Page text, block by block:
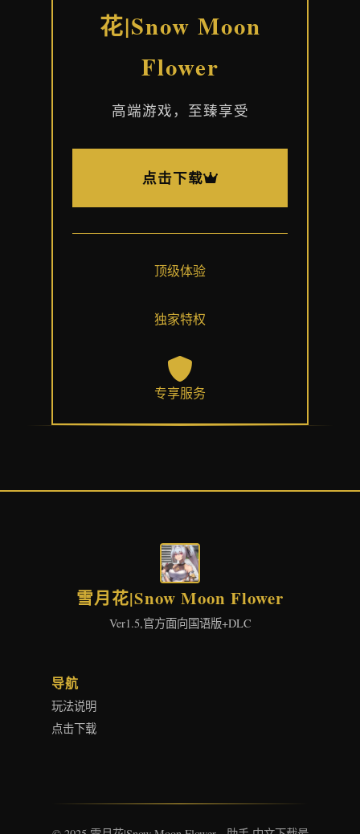
花|Snow Moon
Flower
高端游戏，至臻享受
点击下载
顶级体验
独家特权
专享服务
雪月花|Snow Moon Flower
Ver1.5,官方面向国语版+DLC
导航
玩法说明
点击下载